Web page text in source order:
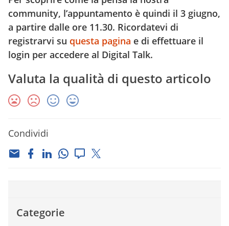
community, l’appuntamento è quindi il 3 giugno,
a partire dalle ore 11.30. Ricordatevi di
registrarvi su questa pagina e di effettuare il
login per accedere al Digital Talk.
Valuta la qualità di questo articolo
Condividi
Categorie